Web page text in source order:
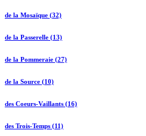
de la Mosaïque (32)
de la Passerelle (13)
de la Pommeraie (27)
de la Source (10)
des Coeurs-Vaillants (16)
des Trois-Temps (11)